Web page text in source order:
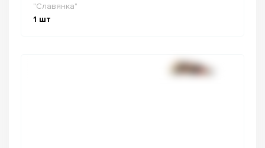
"Славянка"
1 шт